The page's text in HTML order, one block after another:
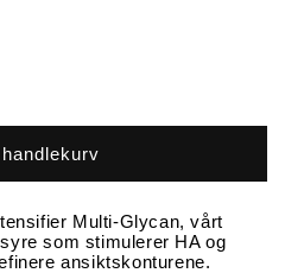
Multi-Glycan, vårt
som stimulerer HA og
ansiktskonturene.